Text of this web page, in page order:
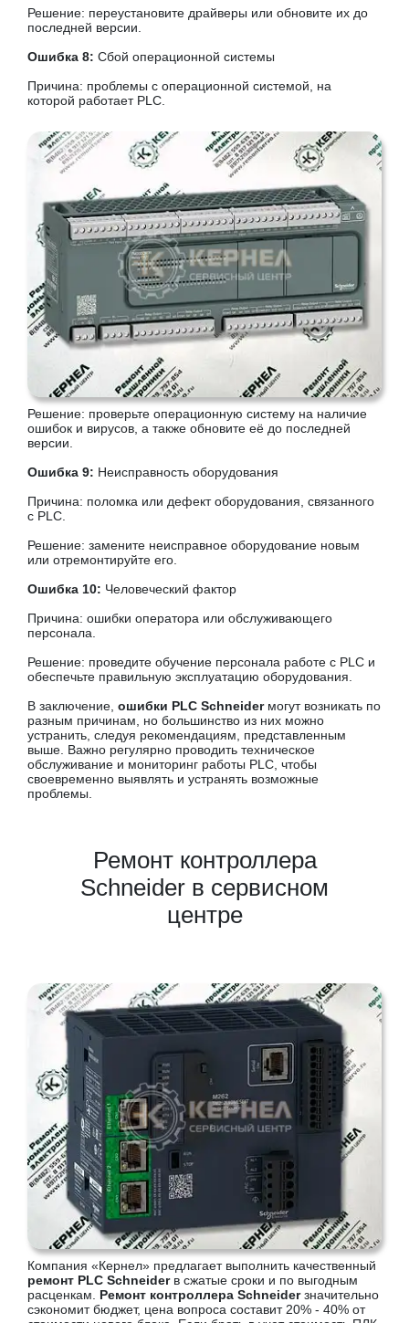
Решение: переустановите драйверы или обновите их до
последней версии.
Ошибка 8: Сбой операционной системы
Причина: проблемы с операционной системой, на
которой работает PLC.
Решение: проверьте операционную систему на наличие
ошибок и вирусов, а также обновите её до последней
версии.
Ошибка 9: Неисправность оборудования
Причина: поломка или дефект оборудования, связанного
с PLC.
Решение: замените неисправное оборудование новым
или отремонтируйте его.
Ошибка 10: Человеческий фактор
Причина: ошибки оператора или обслуживающего
персонала.
Решение: проведите обучение персонала работе с PLC и
обеспечьте правильную эксплуатацию оборудования.
В заключение, ошибки PLC Schneiderмогут возникать по
разным причинам, но большинство из них можно
устранить, следуя рекомендациям, представленным
выше. Важно регулярно проводить техническое
обслуживание и мониторинг работы PLC, чтобы
своевременно выявлять и устранять возможные
проблемы.
Ремонт контроллера
Schneider в сервисном
центре
Компания «Кернел» предлагает выполнить качественный
ремонт PLC Schneiderв сжатые сроки и по выгодным
расценкам. Ремонт контроллера Schneiderзначительно
сэкономит бюджет, цена вопроса составит 20% - 40% от